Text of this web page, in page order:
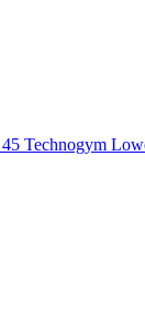
45 Technogym